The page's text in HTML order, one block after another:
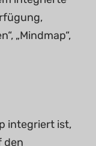
„Mindmap“,
integriert ist,
den